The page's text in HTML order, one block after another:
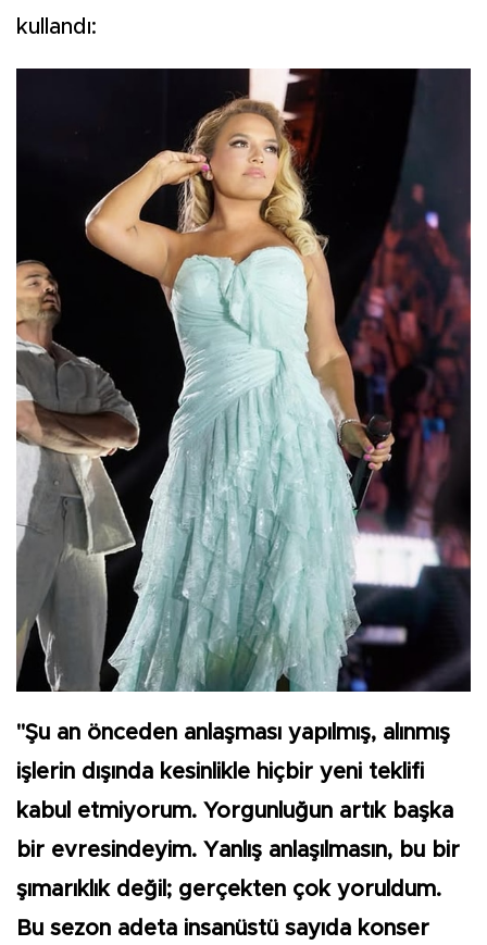
kullandı:
"Şu an önceden anlaşması yapılmış, alınmış
işlerin dışında kesinlikle hiçbir yeni teklifi
kabul etmiyorum. Yorgunluğun artık başka
bir evresindeyim. Yanlış anlaşılmasın, bu bir
şımarıklık değil; gerçekten çok yoruldum.
Bu sezon adeta insanüstü sayıda konser